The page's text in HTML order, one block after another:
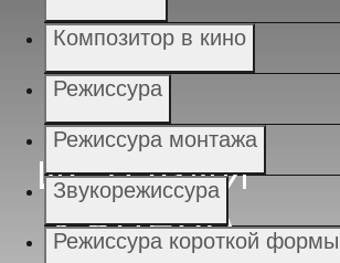
ИСТОРИИ
УСПЕХА
Композитор в кино
Режиссура
Режиссура монтажа
Звукорежиссура
Режиссура короткой формы